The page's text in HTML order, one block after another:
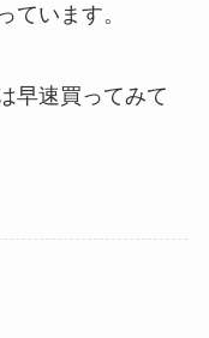
ています。
早速買ってみて